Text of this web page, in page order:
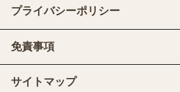
プライバシーポリシー
免責事項
サイトマップ